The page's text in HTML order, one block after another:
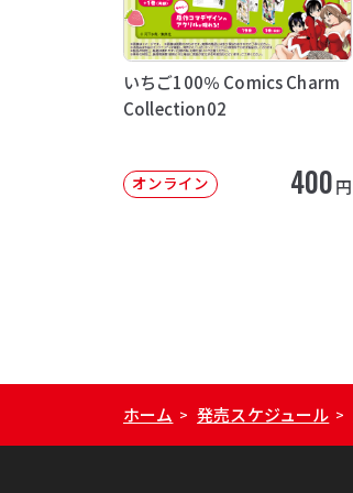
いちご100％ Comics Charm
Collection02
オンライン 400円
ホーム > 発売スケジュール >